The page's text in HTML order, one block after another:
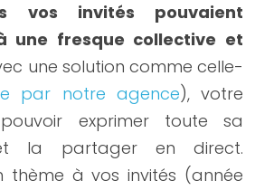
vos invités pouvaient
une fresque collective et
une solution comme celle-
par notre agence), votre
exprimer toute sa
la partager en direct.
thème à vos invités (année